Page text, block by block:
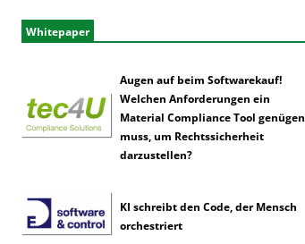
Whitepaper
Augen auf beim Softwarekauf!
Welchen Anforderungen ein
Material Compliance Tool genügen
muss, um Rechtssicherheit
darzustellen?
KI schreibt den Code, der Mensch
orchestriert